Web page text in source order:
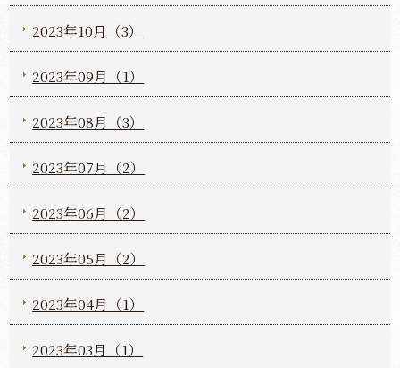
2023年10月（3）
2023年09月（1）
2023年08月（3）
2023年07月（2）
2023年06月（2）
2023年05月（2）
2023年04月（1）
2023年03月（1）